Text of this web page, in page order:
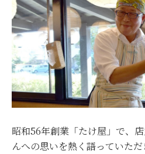
昭和56年創業「たけ屋」で、
んへの思いを熱く語っていた